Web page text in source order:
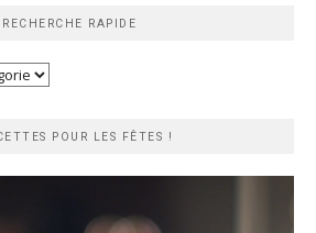
RECHERCHE RAPIDE
POUR LES FÊTES !